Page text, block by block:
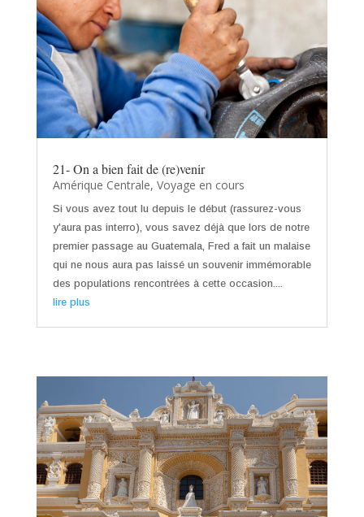
21- On a bien fait de (re)venir
Amérique Centrale, Voyage en cours
Si vous avez tout lu depuis le début (rassurez-vous
y'aura pas interro), vous savez déjà que lors de notre
premier passage au Guatemala, Fred a fait un malaise
qui ne nous aura pas laissé un souvenir immémorable
des populations rencontrées à cette occasion....
lire plus